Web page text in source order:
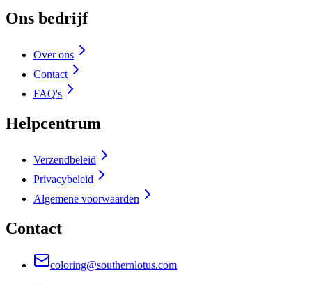
Ons bedrijf
Over ons
Contact
FAQ's
Helpcentrum
Verzendbeleid
Privacybeleid
Algemene voorwaarden
Contact
coloring@southernlotus.com